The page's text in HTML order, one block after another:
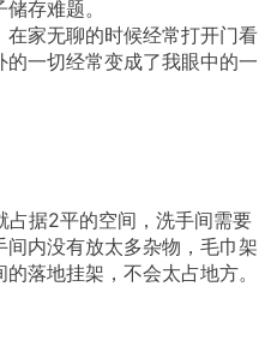
存难题。
家无聊的时候经常打开门看
一切经常变成了我眼中的一
占据2平的空间，洗手间需要
内没有放太多杂物，毛巾架
落地挂架，不会太占地方。